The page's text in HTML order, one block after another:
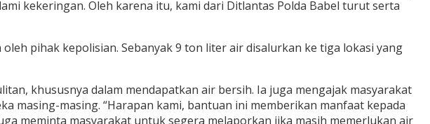
kekeringan. Oleh karena itu, kami dari Ditlantas Polda Babel turut serta
pihak kepolisian. Sebanyak 9 ton liter air disalurkan ke tiga lokasi yang
khususnya dalam mendapatkan air bersih. Ia juga mengajak masyarakat
masing-masing. “Harapan kami, bantuan ini memberikan manfaat kepada
meminta masyarakat untuk segera melaporkan jika masih memerlukan air